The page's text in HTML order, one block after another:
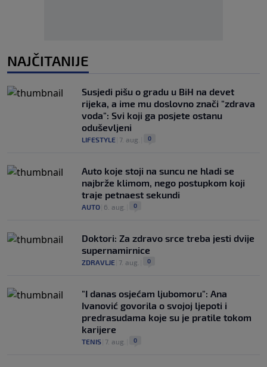
NAJČITANIJE
Susjedi pišu o gradu u BiH na devet
rijeka, a ime mu doslovno znači "zdrava
voda": Svi koji ga posjete ostanu
oduševljeni
LIFESTYLE 7. aug. 0
Auto koje stoji na suncu ne hladi se
najbrže klimom, nego postupkom koji
traje petnaest sekundi
AUTO 6. aug. 0
Doktori: Za zdravo srce treba jesti dvije
supernamirnice
ZDRAVLJE 7. aug. 0
"I danas osjećam ljubomoru": Ana
Ivanović govorila o svojoj ljepoti i
predrasudama koje su je pratile tokom
karijere
TENIS 7. aug. 0